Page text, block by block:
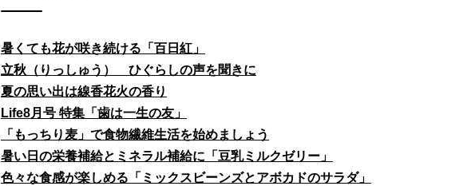
暑くても花が咲き続ける「百日紅」
立秋（りっしゅう） ひぐらしの声を聞きに
夏の思い出は線香花火の香り
Life8月号 特集「歯は一生の友」
「もっちり麦」で食物繊維生活を始めましょう
暑い日の栄養補給とミネラル補給に「豆乳ミルクゼリー」
色々な食感が楽しめる「ミックスビーンズとアボカドのサラダ」